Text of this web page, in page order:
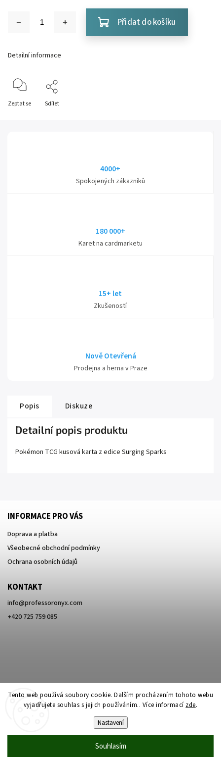
Tento web používá soubory cookie. Dalším procházením tohoto webu
vyjadřujete souhlas s jejich používáním.. Více informací zde.
Nastavení
Souhlasím
Přidat do košíku
Detailní informace
Zeptat se Sdílet
4000+
Spokojených zákazníků
180 000+
Karet na cardmarketu
15+ let
Zkušeností
Nově Otevřená
Prodejna a herna v Praze
Popis Diskuze
Detailní popis produktu
Pokémon TCG kusová karta z edice Surging Sparks
INFORMACE PRO VÁS
Doprava a platba
Všeobecné obchodní podmínky
Ochrana osobních údajů
KONTAKT
info@professoronyx.com
+420 725 759 085
Professor Onyx. Všechna práva vyhrazena.